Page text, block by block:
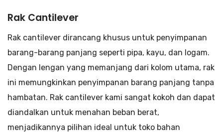
Rak Cantilever
Rak cantilever dirancang khusus untuk penyimpanan
barang-barang panjang seperti pipa, kayu, dan logam.
Dengan lengan yang memanjang dari kolom utama, rak
ini memungkinkan penyimpanan barang panjang tanpa
hambatan. Rak cantilever kami sangat kokoh dan dapat
diandalkan untuk menahan beban berat,
menjadikannya pilihan ideal untuk toko bahan